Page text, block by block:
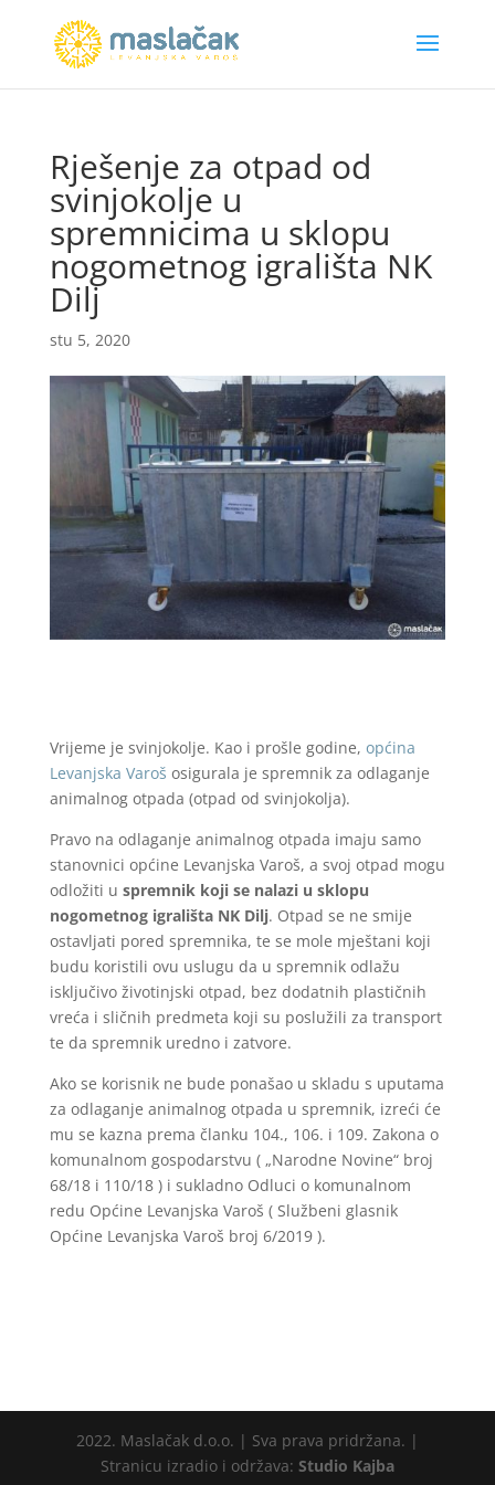
Rješenje za otpad od
svinjokolje u
spremnicima u sklopu
nogometnog igrališta NK
Dilj
stu 5, 2020
Vrijeme je svinjokolje. Kao i prošle godine, općina
Levanjska Varoš osigurala je spremnik za odlaganje
animalnog otpada (otpad od svinjokolja).
Pravo na odlaganje animalnog otpada imaju samo
stanovnici općine Levanjska Varoš, a svoj otpad mogu
odložiti u spremnik koji se nalazi u sklopu
nogometnog igrališta NK Dilj. Otpad se ne smije
ostavljati pored spremnika, te se mole mještani koji
budu koristili ovu uslugu da u spremnik odlažu
isključivo životinjski otpad, bez dodatnih plastičnih
vreća i sličnih predmeta koji su poslužili za transport
te da spremnik uredno i zatvore.
Ako se korisnik ne bude ponašao u skladu s uputama
za odlaganje animalnog otpada u spremnik, izreći će
mu se kazna prema članku 104., 106. i 109. Zakona o
komunalnom gospodarstvu ( „Narodne Novine“ broj
68/18 i 110/18 ) i sukladno Odluci o komunalnom
redu Općine Levanjska Varoš ( Službeni glasnik
Općine Levanjska Varoš broj 6/2019 ).
2022. Maslačak d.o.o. | Sva prava pridržana. |
Stranicu izradio i održava: Studio Kajba